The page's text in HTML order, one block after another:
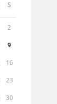
S
2
9
16
23
30